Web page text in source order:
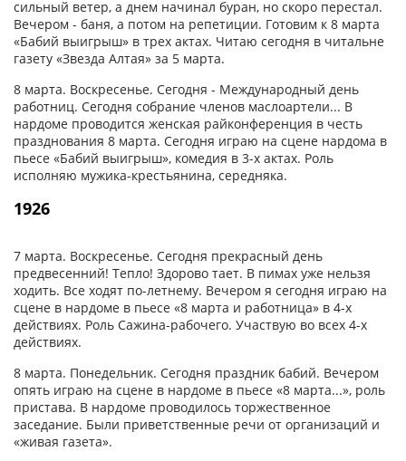
сильный ветер, а днем начинал буран, но скоро перестал.
Вечером - баня, а потом на репетиции. Готовим к 8 марта
«Бабий выигрыш» в трех актах. Читаю сегодня в читальне
газету «Звезда Алтая» за 5 марта.
8 марта. Воскресенье. Сегодня - Международный день
работниц. Сегодня собрание членов маслоартели... В
нардоме проводится женская райконференция в честь
празднования 8 марта. Сегодня играю на сцене нардома в
пьесе «Бабий выигрыш», комедия в 3-х актах. Роль
исполняю мужика-крестьянина, середняка.
1926
7 марта. Воскресенье. Сегодня прекрасный день
предвесенний! Тепло! Здорово тает. В пимах уже нельзя
ходить. Все ходят по-летнему. Вечером я сегодня играю на
сцене в нардоме в пьесе «8 марта и работница» в 4-х
действиях. Роль Сажина-рабочего. Участвую во всех 4-х
действиях.
8 марта. Понедельник. Сегодня праздник бабий. Вечером
опять играю на сцене в нардоме в пьесе «8 марта...», роль
пристава. В нардоме проводилось торжественное
заседание. Были приветственные речи от организаций и
«живая газета».